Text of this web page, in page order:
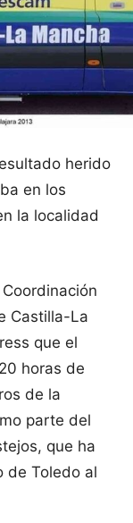
herido
en los
la localidad
Castilla-La
que el
horas de
de la
parte del
que ha
de Toledo al